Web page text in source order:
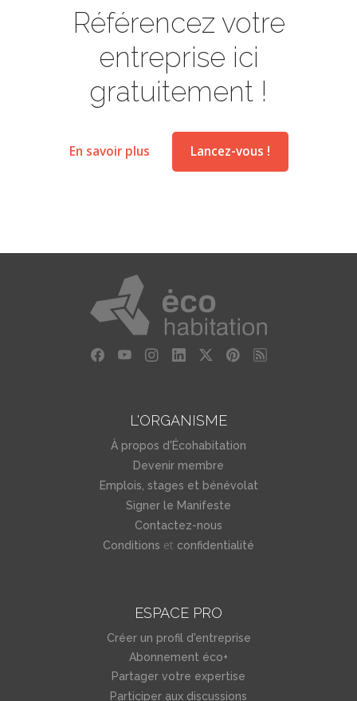
Référencez votre
entreprise ici
gratuitement !
En savoir plus Lancez-vous !
L'ORGANISME
À propos d'Écohabitation
Devenir membre
Emplois, stages et bénévolat
Signer le Manifeste
Contactez-nous
Conditions et confidentialité
ESPACE PRO
Créer un profil d'entreprise
Abonnement éco+
Partager votre expertise
Participer aux discussions